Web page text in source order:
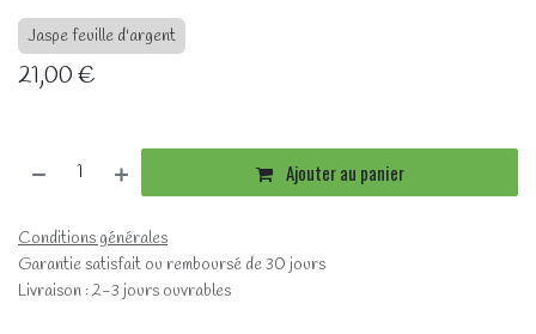
Jaspe feuille d'argent
21,00€
Ajouter au panier
Conditions générales
Garantie satisfait ou remboursé de 30 jours
Livraison : 2-3 jours ouvrables